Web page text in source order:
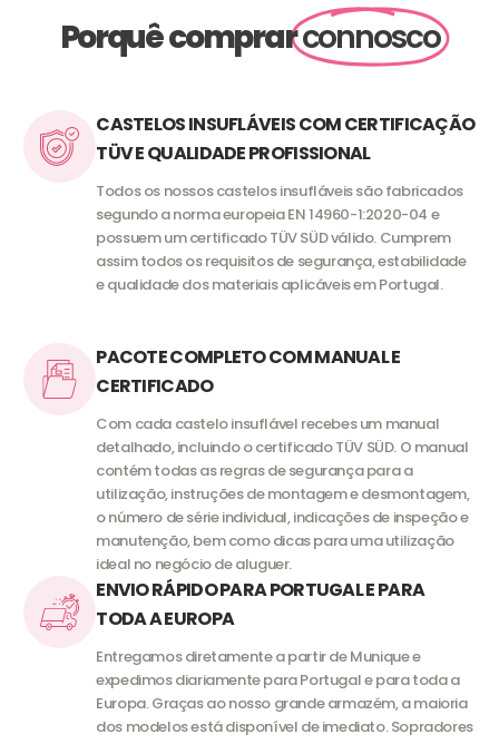
Porquê comprarconnosco
CASTELOS INSUFLÁVEIS COM CERTIFICAÇÃO
TÜV E QUALIDADE PROFISSIONAL
Todos os nossos castelos insufláveis são fabricados
segundo a norma europeia EN 14960-1:2020-04 e
possuem um certificado TÜV SÜD válido. Cumprem
assim todos os requisitos de segurança, estabilidade
e qualidade dos materiais aplicáveis em Portugal.
PACOTE COMPLETO COM MANUAL E
CERTIFICADO
Com cada castelo insuflável recebes um manual
detalhado, incluindo o certificado TÜV SÜD. O manual
contém todas as regras de segurança para a
utilização, instruções de montagem e desmontagem,
o número de série individual, indicações de inspeção e
manutenção, bem como dicas para uma utilização
ideal no negócio de aluguer.
ENVIO RÁPIDO PARA PORTUGAL E PARA
TODA A EUROPA
Entregamos diretamente a partir de Munique e
expedimos diariamente para Portugal e para toda a
Europa. Graças ao nosso grande armazém, a maioria
dos modelos está disponível de imediato. Sopradores